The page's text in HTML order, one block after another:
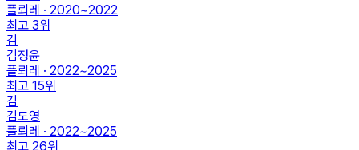
플뢰레 · 2020~2022
최고 3위
김
김정윤
플뢰레 · 2022~2025
최고 15위
김
김도영
플뢰레 · 2022~2025
최고 26위